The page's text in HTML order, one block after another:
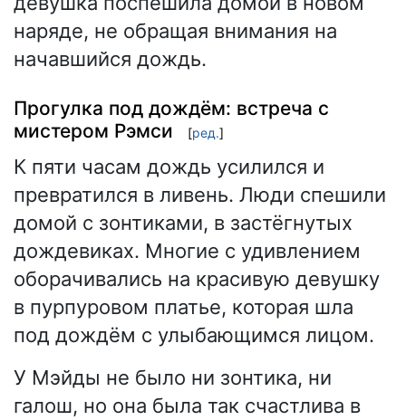
наряде, не обращая внимания на
начавшийся дождь.
Прогулка под дождём: встреча с
мистером Рэмси
[ред.]
К пяти часам дождь усилился и
превратился в ливень. Люди спешили
домой с зонтиками, в застёгнутых
дождевиках. Многие с удивлением
оборачивались на красивую девушку
в пурпуровом платье, которая шла
под дождём с улыбающимся лицом.
У Мэйды не было ни зонтика, ни
галош, но она была так счастлива в